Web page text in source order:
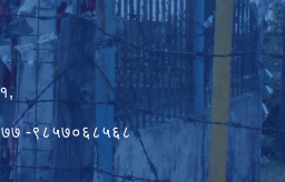
-९८५७०६८५६८